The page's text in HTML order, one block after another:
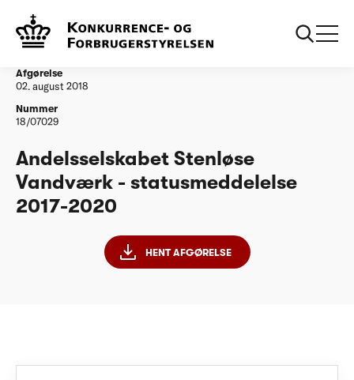
Vandtilsyn
statusmeddelelse 2017-2020
Afgørelse
02. august 2018
Nummer
18/07029
Andelsselskabet Stenløse
Vandværk - statusmeddelelse
2017-2020
HENT AFGØRELSE